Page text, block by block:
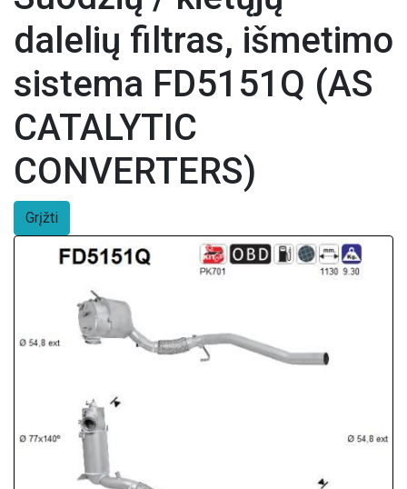
dalelių filtras, išmetimo
sistema FD5151Q (AS
CATALYTIC
CONVERTERS)
Grįžti